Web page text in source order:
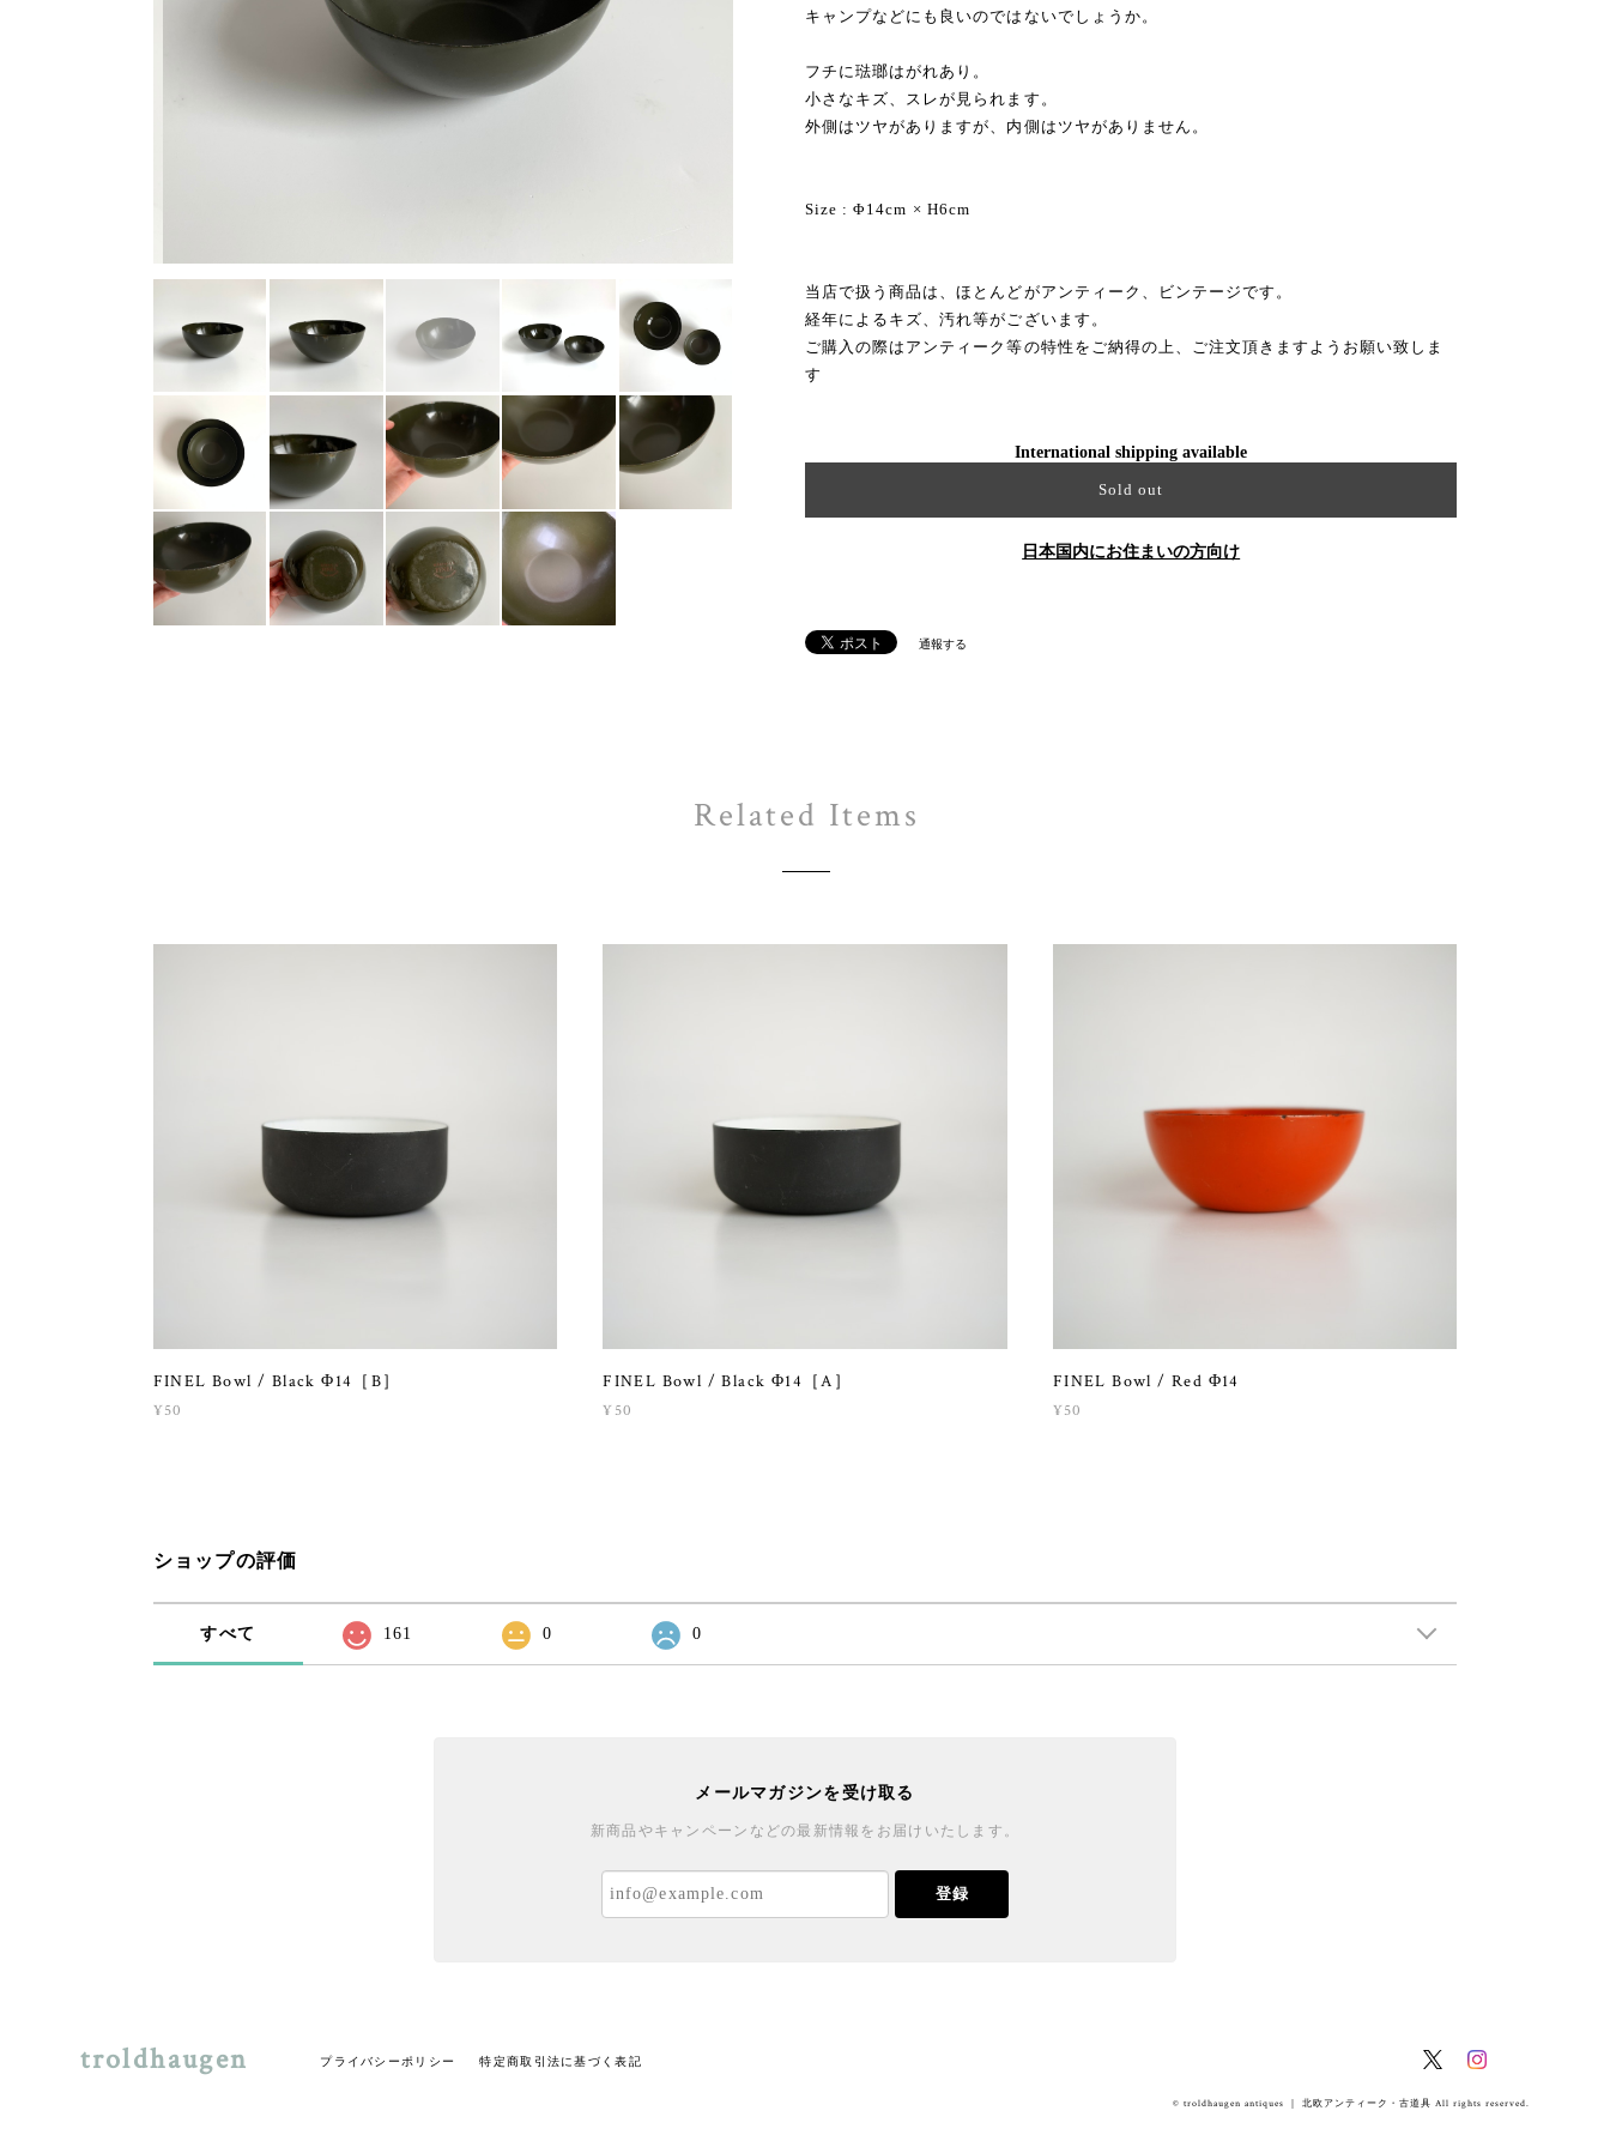
キャンプなどにも良いのではないでしょうか。
フチに琺瑯はがれあり。
小さなキズ、スレが見られます。
外側はツヤがありますが、内側はツヤがありません。
Size : Φ14cm × H6cm
当店で扱う商品は、ほとんどがアンティーク、ビンテージです。
経年によるキズ、汚れ等がございます。
ご購入の際はアンティーク等の特性をご納得の上、ご注文頂きますようお願い致しま
す
International shipping available
Sold out
日本国内にお住まいの方向け
通報する
Related Items
FINEL Bowl / Black Φ14［B］
¥50
FINEL Bowl / Black Φ14［A］
¥50
FINEL Bowl / Red Φ14
¥50
ショップの評価
すべて 161 0 0
メールマガジンを受け取る
新商品やキャンペーンなどの最新情報をお届けいたします。
登録
troldhaugen プライバシーポリシー 特定商取引法に基づく表記
© troldhaugen antiques ｜ 北欧アンティーク・古道具 All rights reserved.